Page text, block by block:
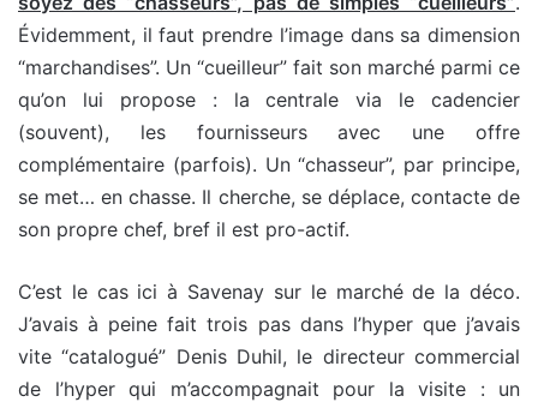
Évidemment, il faut prendre l’image dans sa dimension
“marchandises”. Un “cueilleur” fait son marché parmi ce
qu’on lui propose : la centrale via le cadencier
(souvent), les fournisseurs avec une offre
complémentaire (parfois). Un “chasseur”, par principe,
se met… en chasse. Il cherche, se déplace, contacte de
son propre chef, bref il est pro-actif.
C’est le cas ici à Savenay sur le marché de la déco.
J’avais à peine fait trois pas dans l’hyper que j’avais
vite “catalogué” Denis Duhil, le directeur commercial
de l’hyper qui m’accompagnait pour la visite : un